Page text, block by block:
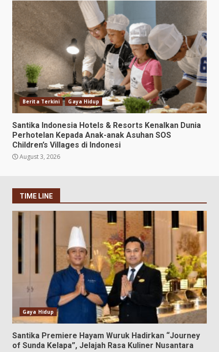
Berita Terkini Gaya Hidup
Santika Indonesia Hotels & Resorts Kenalkan Dunia
Perhotelan Kepada Anak-anak Asuhan SOS
Children’s Villages di Indonesi
August 3, 2026
TIME LINE
Gaya Hidup
Santika Premiere Hayam Wuruk Hadirkan “Journey
of Sunda Kelapa”, Jelajah Rasa Kuliner Nusantara